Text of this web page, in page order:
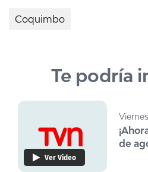
Coquimbo
Te podría
Ver Video
de